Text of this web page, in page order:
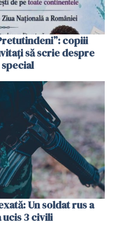
copiii
să scrie despre
Un soldat rus a
ucis 3 civili